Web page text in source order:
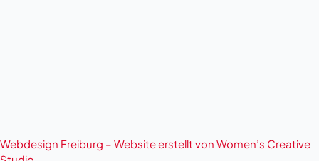
Webdesign Freiburg – Website erstellt von Women’s Creative